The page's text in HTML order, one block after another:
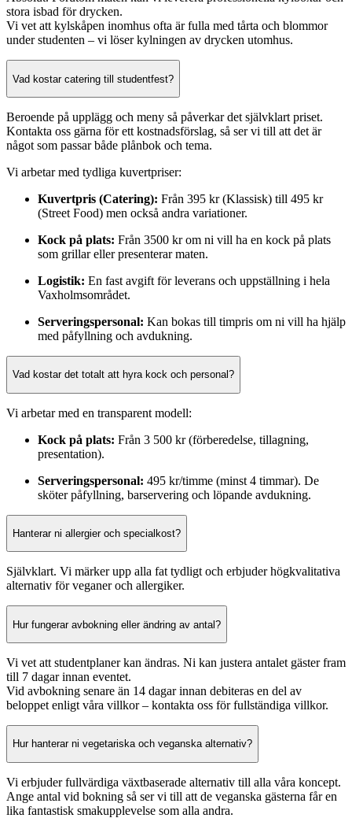
stora isbad för drycken.
Vi vet att kylskåpen inomhus ofta är fulla med tårta och blommor
under studenten – vi löser kylningen av drycken utomhus.
Vad kostar catering till studentfest?
Beroende på upplägg och meny så påverkar det självklart priset.
Kontakta oss gärna för ett kostnadsförslag, så ser vi till att det är
något som passar både plånbok och tema.
Vi arbetar med tydliga kuvertpriser:
Kuvertpris (Catering): Från 395 kr (Klassisk) till 495 kr
(Street Food) men också andra variationer.
Kock på plats: Från 3500 kr om ni vill ha en kock på plats
som grillar eller presenterar maten.
Logistik: En fast avgift för leverans och uppställning i hela
Vaxholmsområdet.
Serveringspersonal: Kan bokas till timpris om ni vill ha hjälp
med påfyllning och avdukning.
Vad kostar det totalt att hyra kock och personal?
Vi arbetar med en transparent modell:
Kock på plats: Från 3 500 kr (förberedelse, tillagning,
presentation).
Serveringspersonal: 495 kr/timme (minst 4 timmar). De
sköter påfyllning, barservering och löpande avdukning.
Hanterar ni allergier och specialkost?
Självklart. Vi märker upp alla fat tydligt och erbjuder högkvalitativa
alternativ för veganer och allergiker.
Hur fungerar avbokning eller ändring av antal?
Vi vet att studentplaner kan ändras. Ni kan justera antalet gäster fram
till 7 dagar innan eventet.
Vid avbokning senare än 14 dagar innan debiteras en del av
beloppet enligt våra villkor – kontakta oss för fullständiga villkor.
Hur hanterar ni vegetariska och veganska alternativ?
Vi erbjuder fullvärdiga växtbaserade alternativ till alla våra koncept.
Ange antal vid bokning så ser vi till att de veganska gästerna får en
lika fantastisk smakupplevelse som alla andra.